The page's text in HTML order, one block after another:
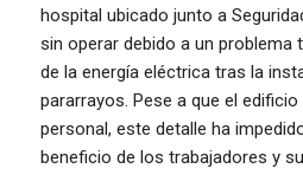
hospital ubicado junto a
sin operar debido a un problema
de la energía eléctrica tras la
pararrayos. Pese a que el
personal, este detalle ha
beneficio de los trabajadores y